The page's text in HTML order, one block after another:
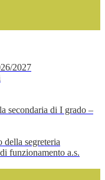
2027
secondaria di I grado –
segreteria
funzionamento a.s.